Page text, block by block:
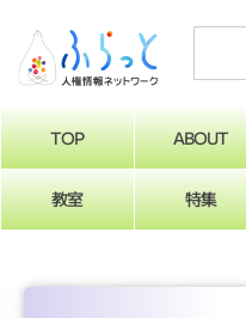
TOP ABOUT
教室 特集